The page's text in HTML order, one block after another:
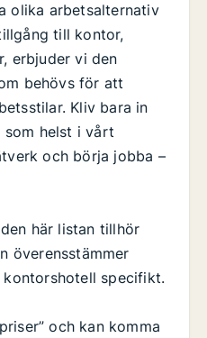
olika arbetsalternativ
till kontor,
erbjuder vi den
behövs för att
Kliv bara in
helst i vårt
och börja jobba –
här listan tillhör
överensstämmer
specifikt.
och kan komma